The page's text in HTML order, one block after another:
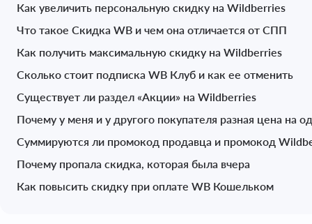
Как увеличить персональную скидку на Wildberries
Что такое Скидка WB и чем она отличается от СПП
Как получить максимальную скидку на Wildberries
Сколько стоит подписка WB Клуб и как ее отменить
Существует ли раздел «Акции» на Wildberries
Почему у меня и у другого покупателя разная цена на
Суммируются ли промокод продавца и промокод
Почему пропала скидка, которая была вчера
Как повысить скидку при оплате WB Кошельком